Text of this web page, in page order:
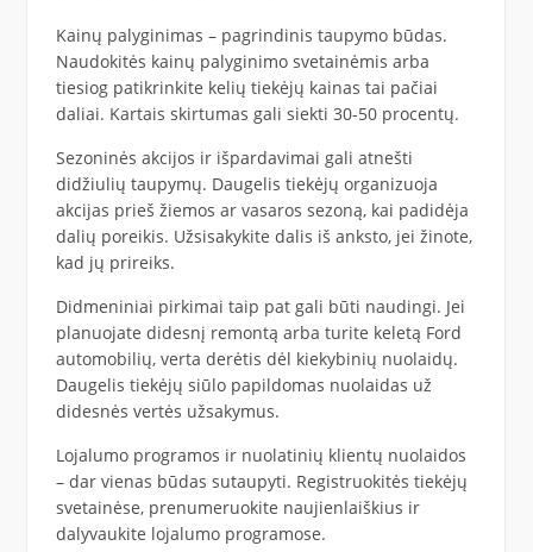
Kainų palyginimas – pagrindinis taupymo būdas.
Naudokitės kainų palyginimo svetainėmis arba
tiesiog patikrinkite kelių tiekėjų kainas tai pačiai
daliai. Kartais skirtumas gali siekti 30-50 procentų.
Sezoninės akcijos ir išpardavimai gali atnešti
didžiulių taupymų. Daugelis tiekėjų organizuoja
akcijas prieš žiemos ar vasaros sezoną, kai padidėja
dalių poreikis. Užsisakykite dalis iš anksto, jei žinote,
kad jų prireiks.
Didmeniniai pirkimai taip pat gali būti naudingi. Jei
planuojate didesnį remontą arba turite keletą Ford
automobilių, verta derėtis dėl kiekybinių nuolaidų.
Daugelis tiekėjų siūlo papildomas nuolaidas už
didesnės vertės užsakymus.
Lojalumo programos ir nuolatinių klientų nuolaidos
– dar vienas būdas sutaupyti. Registruokitės tiekėjų
svetainėse, prenumeruokite naujienlaiškius ir
dalyvaukite lojalumo programose.